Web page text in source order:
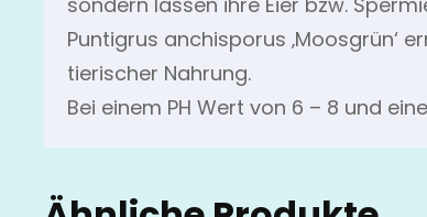
Puntigrus anchisporus ‚Moosgrün‘
tierischer Nahrung.
Bei einem PH Wert von 6 – 8 und